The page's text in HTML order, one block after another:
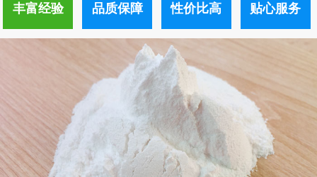
丰富经验 品质保障 性价比高 贴心服务